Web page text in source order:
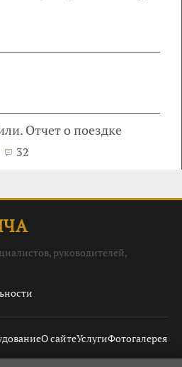
Отчет о поездке
32
руководителей,
О сайтеУслугиФотогалерея